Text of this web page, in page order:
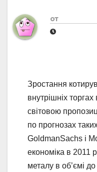
от
Зростання
внутрішніх
світовою
по прогнозах
GoldmanSachs і
економіка в 2011
металу в об’ємі